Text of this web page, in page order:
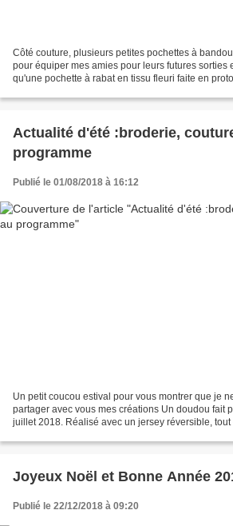
Côté couture, plusieurs petites pochettes à
pour équiper mes amies pour leurs futures sorties
qu'une pochette à rabat en tissu fleuri faite en
Actualité d'été :broderie, couture et poterie au
programme
Publié le 01/08/2018 à 16:12
Un petit coucou estival pour vous montrer que je
partager avec vous mes créations Un doudou fait
juillet 2018. Réalisé avec un jersey réversible, tout
Joyeux Noël et Bonne Année
Publié le 22/12/2018 à 09:20